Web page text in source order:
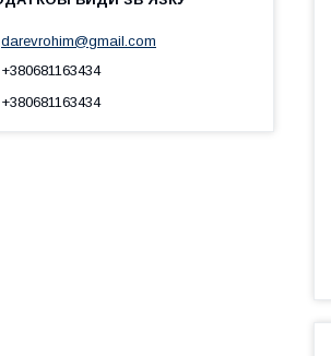
darevrohim@gmail.com
+380681163434
+380681163434